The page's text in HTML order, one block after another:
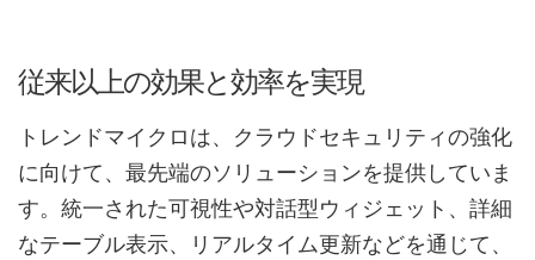
従来以上の効果と効率を実現
トレンドマイクロは、クラウドセキュリティの強化
に向けて、最先端のソリューションを提供していま
す。統一された可視性や対話型ウィジェット、詳細
なテーブル表示、リアルタイム更新などを通じて、